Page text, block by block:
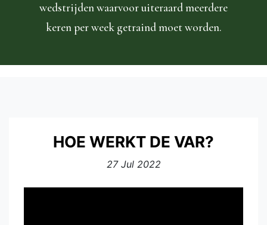
wedstrijden waarvoor uiteraard meerdere
keren per week getraind moet worden.
HOE WERKT DE VAR?
27 Jul 2022